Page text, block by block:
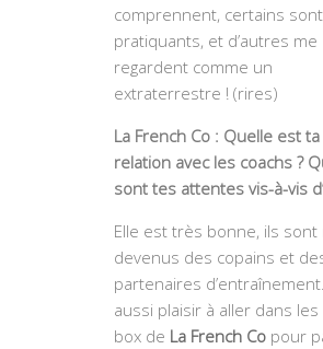
comprennent, certains
pratiquants, et d’autres me
regardent comme un
extraterrestre ! (rires)
La French Co : Quelle est ta
relation avec les coachs ?
sont tes attentes vis-à-vis
Elle est très bonne, ils sont
devenus des copains et
partenaires d’entraînement.
aussi plaisir à aller dans
box de La French Co pour